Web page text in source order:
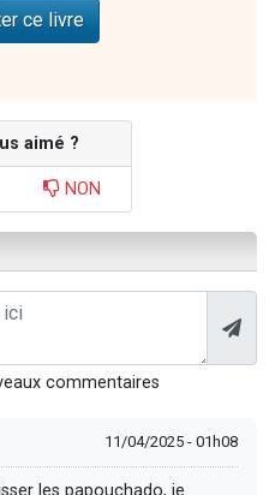
ce livre
aimé ?
NON
commentaires
11/04/2025 - 01h08